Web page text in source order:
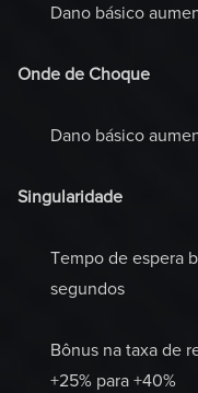
Dano básico
Onde de Choque
Dano básico
Singularidade
Tempo de espera
segundos
Bônus na taxa de
+25% para +40%